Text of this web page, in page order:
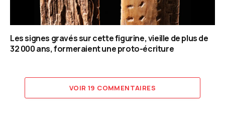
Les signes gravés sur cette figurine, vieille de plus de
32 000 ans, formeraient une proto-écriture
VOIR 19 COMMENTAIRES